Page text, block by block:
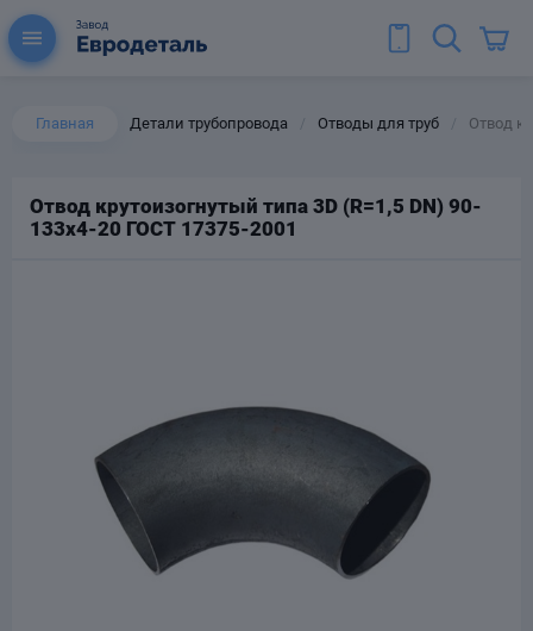
Главная Детали трубопровода Отводы для труб Отвод
Отвод крутоизогнутый типа 3D (R=1,5 DN) 90-
133х4-20 ГОСТ 17375-2001
для труб